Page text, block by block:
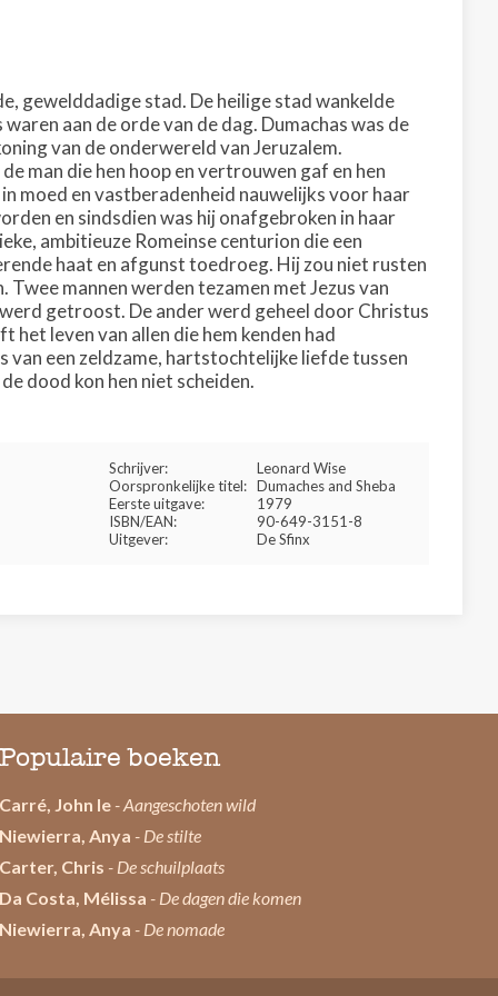
gewelddadige stad. De heilige stad wankelde
aan de orde van de dag. Dumachas was de
van de onderwereld van Jeruzalem.
man die hen hoop en vertrouwen gaf en hen
moed en vastberadenheid nauwelijks voor haar
en sindsdien was hij onafgebroken in haar
ambitieuze Romeinse centurion die een
haat en afgunst toedroeg. Hij zou niet rusten
mannen werden tezamen met Jezus van
getroost. De ander werd geheel door Christus
het leven van allen die hem kenden had
van een zeldzame, hartstochtelijke liefde tussen
dood kon hen niet scheiden.
Schrijver:
Leonard Wise
Oorspronkelijke titel: Dumaches and Sheba
Eerste uitgave:
1979
ISBN/EAN:
90-649-3151-8
Uitgever:
De Sfinx
Populaire boeken
Carré, John le - Aangeschoten wild
Niewierra, Anya - De stilte
Carter, Chris - De schuilplaats
Da Costa, Mélissa - De dagen die komen
Niewierra, Anya - De nomade